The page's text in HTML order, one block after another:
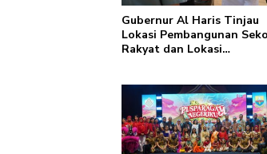
Gubernur Al Haris Tinjau
Lokasi Pembangunan
Rakyat dan Lokasi